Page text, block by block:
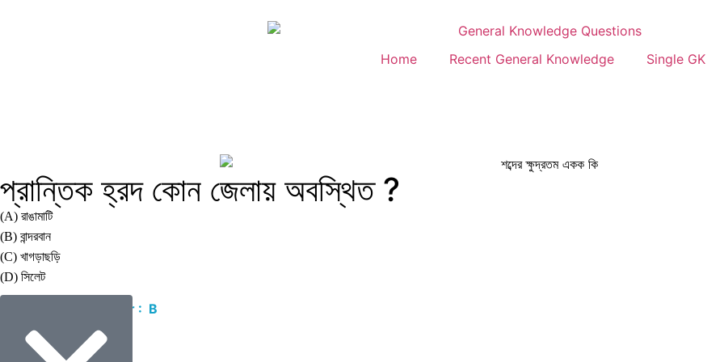
Home Recent General Knowledge Single GK
প্রান্তিক হ্রদ কোন জেলায় অবস্থিত ?
(A) রাঙামাটি
(B) বান্দরবান
(C) খাগড়াছড়ি
(D) সিলেট
Correct Answer : B